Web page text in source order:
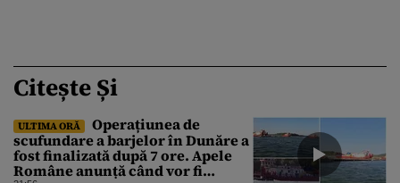
Citește Și
ULTIMA ORĂ
Operațiunea de
scufundare a barjelor în Dunăre a
fost finalizată după 7 ore. Apele
Române anunță când vor fi